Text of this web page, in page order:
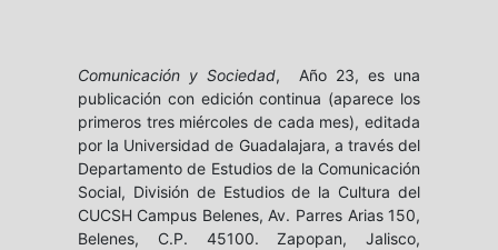
Comunicación y Sociedad, Año 23, es una
publicación con edición continua (aparece los
primeros tres miércoles de cada mes), editada
por la Universidad de Guadalajara, a través del
Departamento de Estudios de la Comunicación
Social, División de Estudios de la Cultura del
CUCSH Campus Belenes, Av. Parres Arias 150,
Belenes, C.P. 45100. Zapopan, Jalisco,